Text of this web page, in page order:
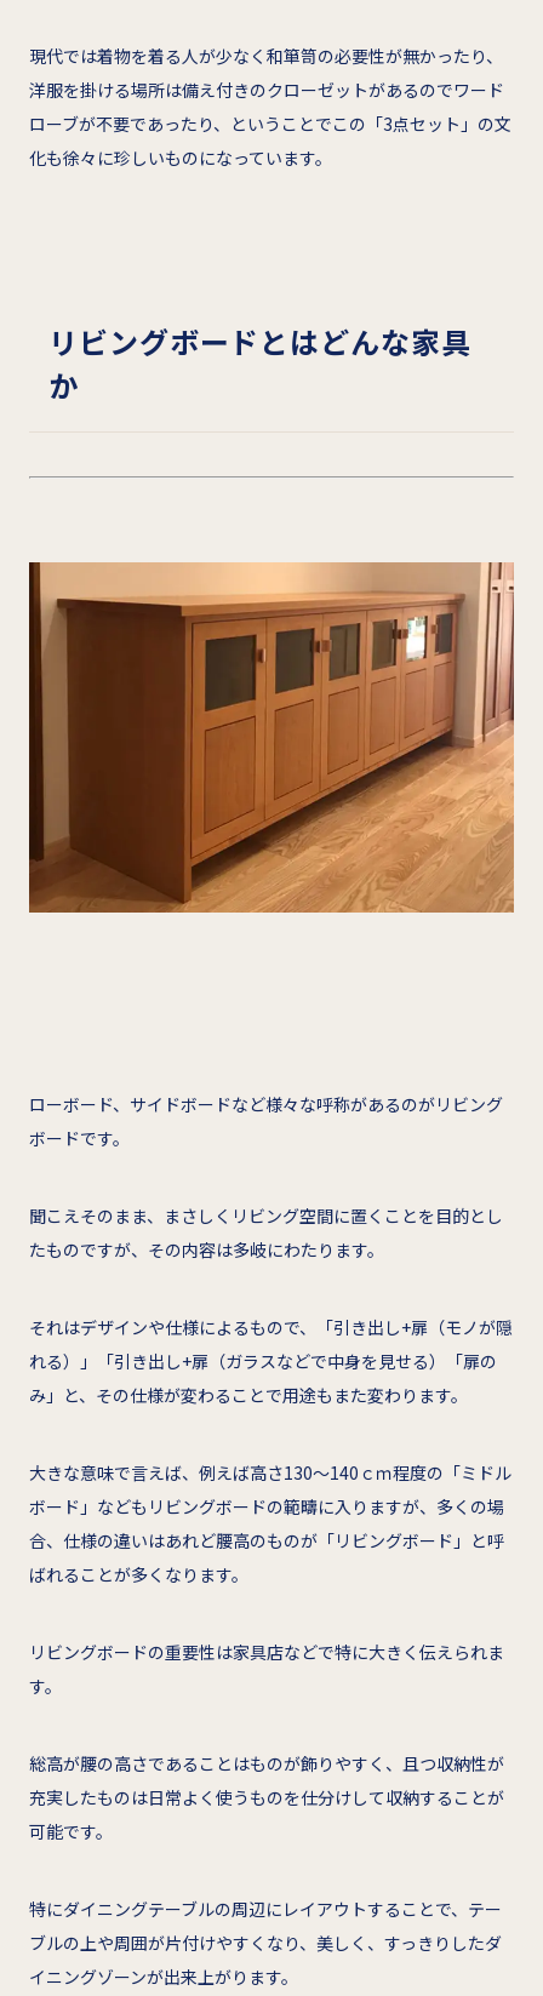
現代では着物を着る人が少なく和箪笥の必要性が無かったり、
洋服を掛ける場所は備え付きのクローゼットがあるのでワード
ローブが不要であったり、ということでこの「3点セット」の文
化も徐々に珍しいものになっています。
リビングボードとはどんな家具
か
ローボード、サイドボードなど様々な呼称があるのがリビング
ボードです。
聞こえそのまま、まさしくリビング空間に置くことを目的とし
たものですが、その内容は多岐にわたります。
それはデザインや仕様によるもので、「引き出し+扉（モノが隠
れる）」「引き出し+扉（ガラスなどで中身を見せる）「扉の
み」と、その仕様が変わることで用途もまた変わります。
大きな意味で言えば、例えば高さ130～140ｃｍ程度の「ミドル
ボード」などもリビングボードの範疇に入りますが、多くの場
合、仕様の違いはあれど腰高のものが「リビングボード」と呼
ばれることが多くなります。
リビングボードの重要性は家具店などで特に大きく伝えられま
す。
総高が腰の高さであることはものが飾りやすく、且つ収納性が
充実したものは日常よく使うものを仕分けして収納することが
可能です。
特にダイニングテーブルの周辺にレイアウトすることで、テー
ブルの上や周囲が片付けやすくなり、美しく、すっきりしたダ
イニングゾーンが出来上がります。